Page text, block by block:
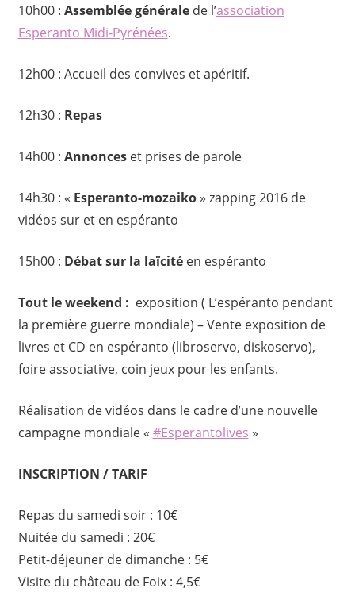
10h00 : Assemblée généralede l’association
Esperanto Midi-Pyrénées.
12h00 : Accueil des convives et apéritif.
12h30 : Repas
14h00 : Annonceset prises de parole
14h30 : « Esperanto-mozaiko» zapping 2016 de
vidéos sur et en espéranto
15h00 : Débat sur la laïcitéen espéranto
Tout le weekend : exposition ( L’espéranto pendant
la première guerre mondiale) – Vente exposition de
livres et CD en espéranto (libroservo, diskoservo),
foire associative, coin jeux pour les enfants.
Réalisation de vidéos dans le cadre d’une nouvelle
campagne mondiale « #Esperantolives »
INSCRIPTION / TARIF
Repas du samedi soir : 10€
Nuitée du samedi : 20€
Petit-déjeuner de dimanche : 5€
Visite du château de Foix : 4,5€